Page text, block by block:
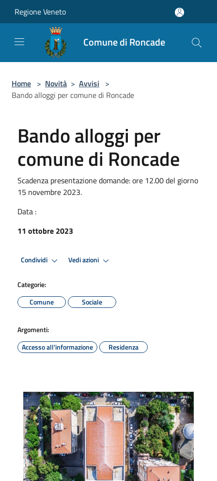
Regione Veneto
Comune di Roncade
Home > Novità > Avvisi >
Bando alloggi per comune di Roncade
Bando alloggi per
comune di Roncade
Scadenza presentazione domande: ore 12.00 del giorno
15 novembre 2023.
Data :
11 ottobre 2023
Condividi Vedi azioni
Categorie:
Comune
Sociale
Argomenti:
Accesso all'informazione
Residenza